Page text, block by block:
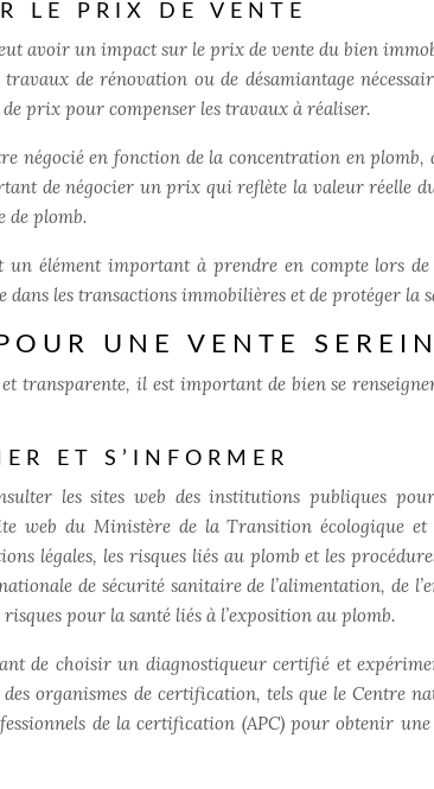
LE PRIX DE VENTE
avoir un impact sur le prix de vente du bien
de rénovation ou de désamiantage
prix pour compenser les travaux à réaliser.
négocié en fonction de la concentration en plomb,
de négocier un prix qui reflète la valeur réelle
de plomb.
un élément important à prendre en compte lors
les transactions immobilières et de protéger la
UNE VENTE
transparente, il est important de bien se
ET S’INFORMER
les sites web des institutions publiques
web du Ministère de la Transition écologique
légales, les risques liés au plomb et les
de sécurité sanitaire de l’alimentation, de
pour la santé liés à l’exposition au plomb.
de choisir un diagnostiqueur certifié et
organismes de certification, tels que le Centre
de la certification (APC) pour obtenir